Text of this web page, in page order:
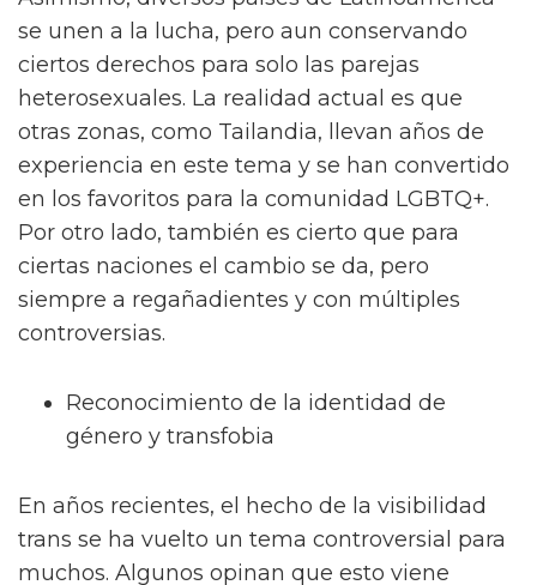
se unen a la lucha, pero aun conservando
ciertos derechos para solo las parejas
heterosexuales. La realidad actual es que
otras zonas, como Tailandia, llevan años de
experiencia en este tema y se han convertido
en los favoritos para la comunidad LGBTQ+.
Por otro lado, también es cierto que para
ciertas naciones el cambio se da, pero
siempre a regañadientes y con múltiples
controversias.
Reconocimiento de la identidad de
género y transfobia
En años recientes, el hecho de la visibilidad
trans se ha vuelto un tema controversial para
muchos. Algunos opinan que esto viene